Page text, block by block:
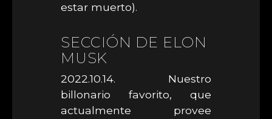
estar muerto).
SECCIÓN DE ELON
MUSK
2022.10.14. Nuestro
billonario favorito, que
actualmente provee